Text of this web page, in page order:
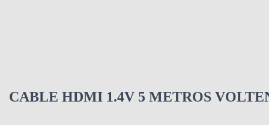
CABLE HDMI 1.4V 5 METROS